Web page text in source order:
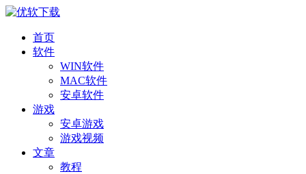
首页
软件
WIN软件
MAC软件
安卓软件
游戏
安卓游戏
游戏视频
文章
教程